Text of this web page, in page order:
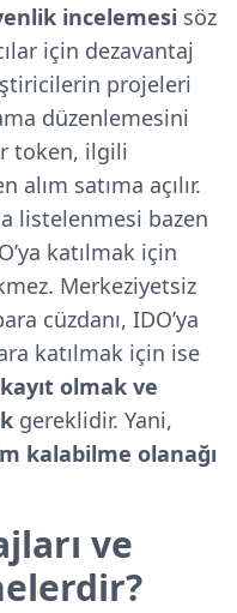
incelemesi söz
için dezavantaj
projeleri
düzenlemesini
token, ilgili
satıma açılır.
listelenmesi bazen
katılmak için
Merkeziyetsiz
cüzdanı, IDO’ya
katılmak için ise
olmak ve
gereklidir. Yani,
kalabilme olanağı
ve